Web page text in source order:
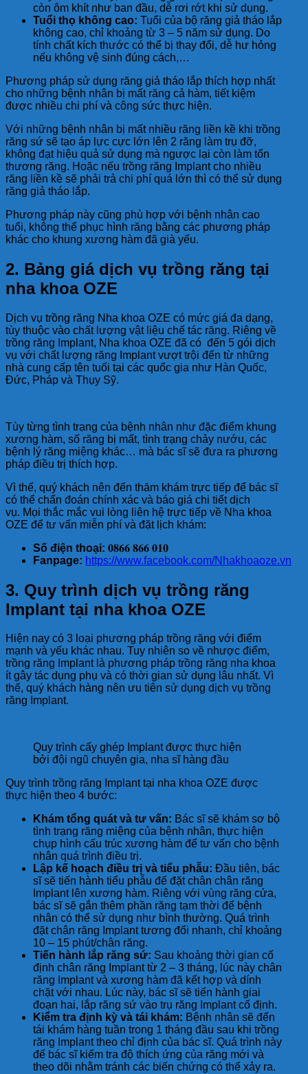
còn ôm khít như ban đầu, dễ rơi rớt khi sử dụng.
Tuổi thọ không cao: Tuổi của bộ răng giả tháo lắp
không cao, chỉ khoảng từ 3 – 5 năm sử dụng. Do
tính chất kích thước có thể bị thay đổi, dễ hư hỏng
nếu không vệ sinh đúng cách,…
Phương pháp sử dụng răng giả tháo lắp thích hợp nhất
cho những bệnh nhân bị mất răng cả hàm, tiết kiệm
được nhiều chi phí và công sức thực hiện.
Với những bệnh nhân bị mất nhiều răng liền kề khi trồng
răng sứ sẽ tạo áp lực cực lớn lên 2 răng làm trụ đỡ,
không đạt hiệu quả sử dụng mà ngược lại còn làm tổn
thương răng. Hoặc nếu trồng răng Implant cho nhiều
răng liền kề sẽ phải trả chi phí quá lớn thì có thể sử dụng
răng giả tháo lắp.
Phương pháp này cũng phù hợp với bệnh nhân cao
tuổi, không thể phục hình răng bằng các phương pháp
khác cho khung xương hàm đã già yếu.
2. Bảng giá dịch vụ trồng răng tại
nha khoa OZE
Dịch vụ trồng răng Nha khoa OZE có mức giá đa dạng,
tùy thuộc vào chất lượng vật liệu chế tác răng. Riêng về
trồng răng Implant, Nha khoa OZE đã có đến 5 gói dịch
vụ với chất lượng răng Implant vượt trội đến từ những
nhà cung cấp tên tuổi tại các quốc gia như Hàn Quốc,
Đức, Pháp và Thụy Sỹ.
Tùy từng tình trạng của bệnh nhân như đặc điểm khung
xương hàm, số răng bị mất, tình trạng chảy nướu, các
bệnh lý răng miệng khác… mà bác sĩ sẽ đưa ra phương
pháp điều trị thích hợp.
Vì thế, quý khách nên đến thăm khám trực tiếp để bác sĩ
có thể chẩn đoán chính xác và báo giá chi tiết dịch
vụ. Mọi thắc mắc vui lòng liên hệ trực tiếp về Nha khoa
OZE để tư vấn miễn phí và đặt lịch khám:
Số điện thoại: 𝟎𝟖𝟔𝟔 𝟖𝟔𝟔 𝟎𝟏𝟎
Fanpage: https://www.facebook.com/Nhakhoaoze.vn
3. Quy trình dịch vụ trồng răng
Implant tại nha khoa OZE
Hiện nay có 3 loại phương pháp trồng răng với điểm
mạnh và yếu khác nhau. Tuy nhiên so về nhược điểm,
trồng răng Implant là phương pháp trồng răng nha khoa
ít gây tác dụng phụ và có thời gian sử dụng lâu nhất. Vì
thế, quý khách hàng nên ưu tiên sử dụng dịch vụ trồng
răng Implant.
Quy trình cấy ghép Implant được thực hiện
bởi đội ngũ chuyên gia, nha sĩ hàng đầu
Quy trình trồng răng Implant tại nha khoa OZE được
thực hiện theo 4 bước:
Khám tổng quát và tư vấn: Bác sĩ sẽ khám sơ bộ
tình trạng răng miệng của bệnh nhân, thực hiện
chụp hình cấu trúc xương hàm để tư vấn cho bệnh
nhân quá trình điều trị.
Lập kế hoạch điều trị và tiểu phẫu: Đầu tiên, bác
sĩ sẽ tiến hành tiểu phẫu để đặt chân chân răng
Implant lên xương hàm. Riêng với vùng răng cửa,
bác sĩ sẽ gắn thêm phần răng tạm thời để bệnh
nhân có thể sử dụng như bình thường. Quá trình
đặt chân răng Implant tương đối nhanh, chỉ khoảng
10 – 15 phút/chân răng.
Tiến hành lắp răng sứ: Sau khoảng thời gian cố
định chân răng Implant từ 2 – 3 tháng, lúc này chân
răng Implant và xương hàm đã kết hợp và dính
chặt với nhau. Lúc này, bác sĩ sẽ tiến hành giai
đoạn hai, lắp răng sứ vào trụ răng Implant cố định.
Kiểm tra định kỳ và tái khám: Bệnh nhân sẽ đến
tái khám hàng tuần trong 1 tháng đầu sau khi trồng
răng Implant theo chỉ định của bác sĩ. Quá trình này
để bác sĩ kiểm tra độ thích ứng của răng mới và
theo dõi nhằm tránh các biến chứng có thể xảy ra.